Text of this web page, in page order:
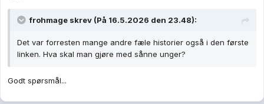
frohmage skrev (På 16.5.2026 den 23.48):
Det var forresten mange andre fæle historier også i den første
linken. Hva skal man gjøre med sånne unger?
Godt spørsmål...